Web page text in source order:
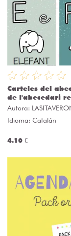
Carteles del
de l'abecedari
Autora:
Idioma: Catalán
4.10 €